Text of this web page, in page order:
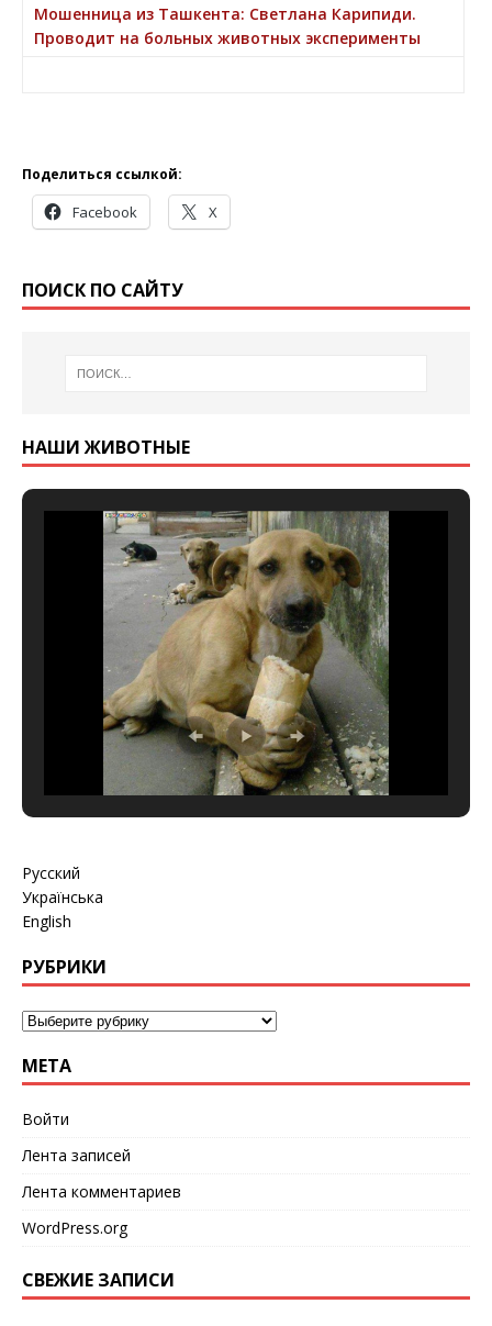
Мошенница из Ташкента: Светлана Карипиди.
Проводит на больных животных эксперименты
Поделиться ссылкой:
Facebook X
ПОИСК ПО САЙТУ
НАШИ ЖИВОТНЫЕ
Русский
Українська
English
РУБРИКИ
МЕТА
Войти
Лента записей
Лента комментариев
WordPress.org
СВЕЖИЕ ЗАПИСИ